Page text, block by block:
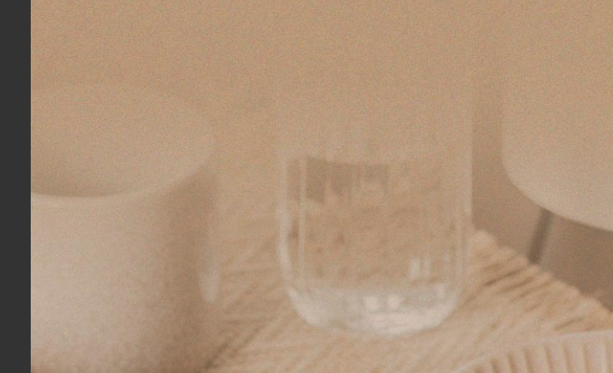
de
R$ 1.350,00
sem juros no cartão
R$ 135,00
COMPRAR